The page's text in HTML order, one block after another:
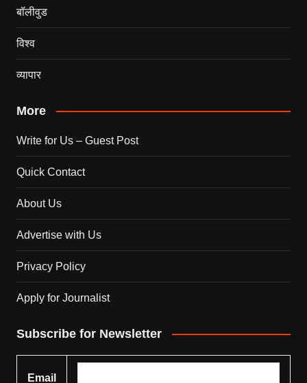
बॉलीवुड
विश्व
व्यापार
More
Write for Us – Guest Post
Quick Contact
About Us
Advertise with Us
Privacy Policy
Apply for Journalist
Subscribe for Newsletter
Email